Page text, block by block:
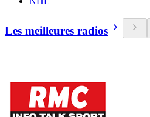
Les meilleures radios